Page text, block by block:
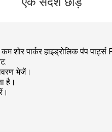
932
M5X130-180, MX150-500
GM05 / 06VL, GM05 / 07VA, GM08-
/ 38VB, DNB08
95/132/160, PC40-8, PC60-7, PC100 /